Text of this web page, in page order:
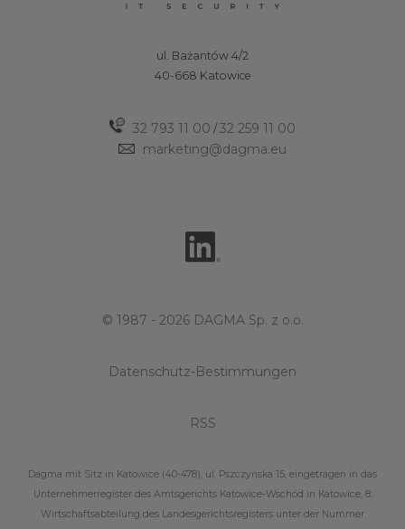
ul. Bażantów 4/2
40-668 Katowice
32 793 11 00 /32 259 11 00
marketing@dagma.eu
© 1987 - 2026 DAGMA Sp. z o.o.
Datenschutz-Bestimmungen
RSS
Dagma mit Sitz in Katowice (40-478), ul. Pszczyńska 15, eingetragen in das
Unternehmerregister des Amtsgerichts Katowice-Wschód in Katowice, 8.
Wirtschaftsabteilung des Landesgerichtsregisters unter der Nummer